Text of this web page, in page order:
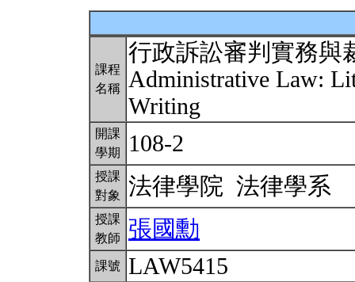
課程
名稱
行政訴訟審判實務與
Administrative Law:
Writing
開課
學期
108-2
授課
對象
法律學院 法律學系
授課
教師
張國勳
課號 LAW5415